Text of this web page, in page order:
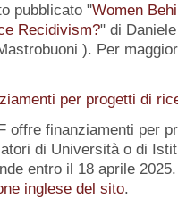
pubblicato "Women
Recidivism?" di
). Per
per progetti di
offre finanziamenti per
di Università o di
entro il 18 aprile
inglese del sito.